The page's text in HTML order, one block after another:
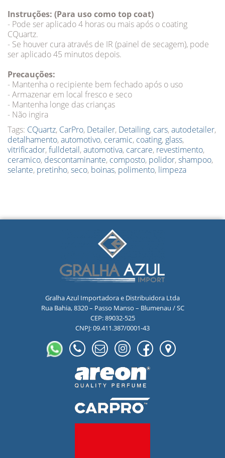
Instruções: (Para uso como top coat)
- Pode ser aplicado 4 horas ou mais após o coating
CQuartz.
- Se houver cura através de IR (painel de secagem), pode
ser aplicado 45 minutos depois.
Precauções:
- Mantenha o recipiente bem fechado após o uso
- Armazenar em local fresco e seco
- Mantenha longe das crianças
- Não ingira
Tags: CQuartz, CarPro, Detailer, Detailing, cars,autodetailer,
detalhamento,automotivo, ceramic, coating, glass,
vitrificador,fulldetail,automotiva, carcare, revestimento,
ceramico, descontaminante, composto, polidor,shampoo,
selante, pretinho,seco, boinas, polimento, limpeza
Gralha Azul Importadora e Distribuidora Ltda
Rua Bahia, 8320 – Passo Manso – Blumenau / SC
CEP: 89032-525
CNPJ: 09.411.387/0001-43